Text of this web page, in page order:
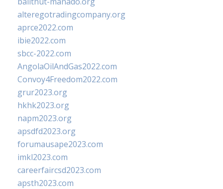
alteregotradingcompany.org
aprce2022.com
ibie2022.com
sbcc-2022.com
AngolaOilAndGas2022.com
Convoy4Freedom2022.com
grur2023.org
hkhk2023.org
napm2023.org
apsdfd2023.org
forumausape2023.com
imkl2023.com
careerfaircsd2023.com
apsth2023.com